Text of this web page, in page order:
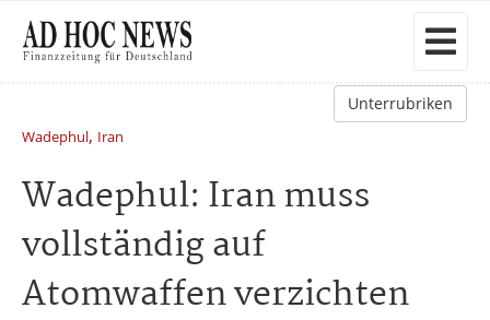
Unterrubriken
Wadephul, Iran
Wadephul: Iran muss
vollständig auf
Atomwaffen verzichten